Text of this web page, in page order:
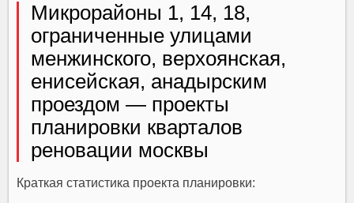
Микрорайоны 1, 14, 18,
ограниченные улицами
менжинского, верхоянская,
енисейская, анадырским
проездом — проекты
планировки кварталов
реновации москвы
Краткая статистика проекта планировки: